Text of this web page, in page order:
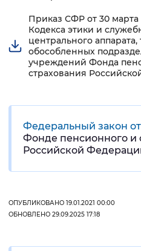
Приказ СФР от 30
Кодекса этики и
центрального
обособленных
учреждений Фонда
страхования
Федеральный закон
Фонде пенсионного и
Российской
ОПУБЛИКОВАНО 19.01.2021 00:00
ОБНОВЛЕНО 29.09.2025 17:18